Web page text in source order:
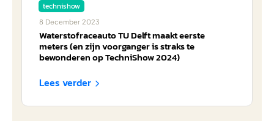
technishow
8 December 2023
Waterstofraceauto TU Delft maakt eerste
meters (en zijn voorganger is straks te
bewonderen op TechniShow 2024)
Lees verder 